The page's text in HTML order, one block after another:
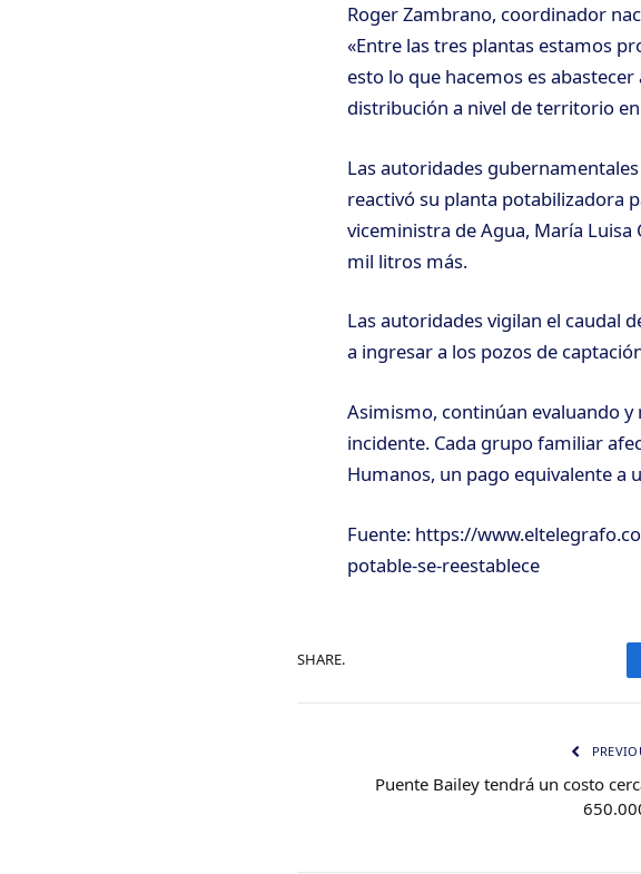
Roger Zambrano, coordinador
«Entre las tres plantas estamos
esto lo que hacemos es
distribución a nivel de territorio
Las autoridades
reactivó su planta potabilizadora
viceministra de Agua, María
mil litros más.
Las autoridades vigilan el caudal
a ingresar a los pozos de
Asimismo, continúan evaluando
incidente. Cada grupo familiar
Humanos, un pago equivalente a
Fuente: https://
potable-se-reestablece
SHARE.
Puente Bailey tendrá un costo